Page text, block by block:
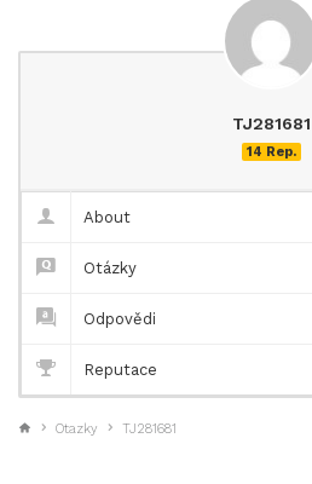
TJ281681
14 Rep.
About
Otázky
Odpovědi
Reputace
Otazky TJ281681